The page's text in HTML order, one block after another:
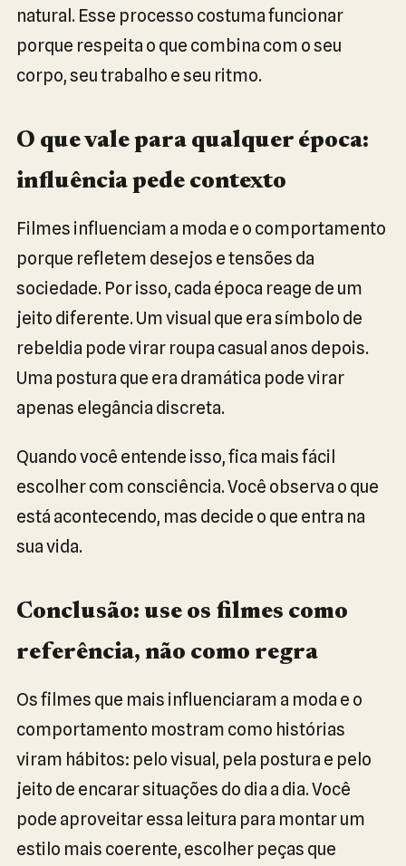
natural. Esse processo costuma funcionar
porque respeita o que combina com o seu
corpo, seu trabalho e seu ritmo.
O que vale para qualquer época:
influência pede contexto
Filmes influenciam a moda e o comportamento
porque refletem desejos e tensões da
sociedade. Por isso, cada época reage de um
jeito diferente. Um visual que era símbolo de
rebeldia pode virar roupa casual anos depois.
Uma postura que era dramática pode virar
apenas elegância discreta.
Quando você entende isso, fica mais fácil
escolher com consciência. Você observa o que
está acontecendo, mas decide o que entra na
sua vida.
Conclusão: use os filmes como
referência, não como regra
Os filmes que mais influenciaram a moda e o
comportamento mostram como histórias
viram hábitos: pelo visual, pela postura e pelo
jeito de encarar situações do dia a dia. Você
pode aproveitar essa leitura para montar um
estilo mais coerente, escolher peças que